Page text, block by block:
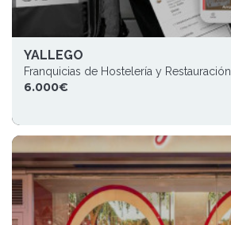
YALLEGO
Franquicias de Hostelería y Restauración
6.000€